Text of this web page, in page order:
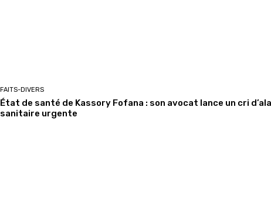
FAITS-DIVERS
État de santé de Kassory Fofana : son avocat lance un cri
sanitaire urgente